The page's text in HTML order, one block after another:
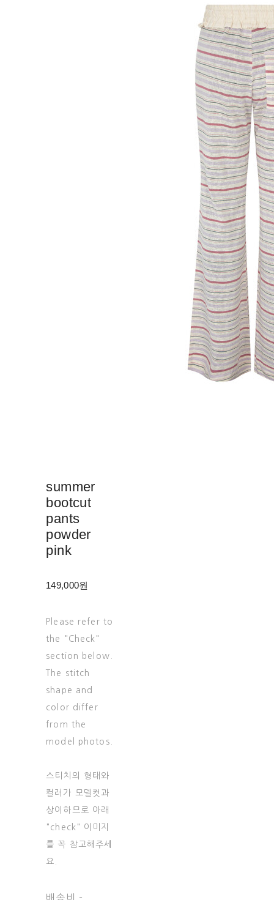
summer
bootcut
pants
powder
pink
149,000원
Please refer to
the "Check"
section below.
The stitch
shape and
color differ
from the
model photos.
스티치의 형태와
컬러가 모델컷과
상이하므로 아래
"check" 이미지
를 꼭 참고해주세
요.
배송비 -